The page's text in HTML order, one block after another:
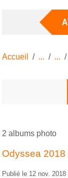
Accueil
2 albums photo
Odyssea 2018
Publié le 12 nov. 2018